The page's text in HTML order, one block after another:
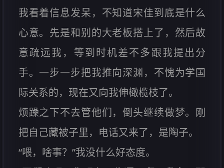
我看着信息发呆，不知道宋佳到底是什么
心意。先是和别的大老板搭上了，然后故
意疏远我，等到时机差不多跟我提出分
手。一步一步把我推向深渊，不愧为学国
际关系的，现在又向我伸橄榄枝了。
烦躁之下不去管他们，倒头继续做梦。刚
把自己藏被子里，电话又来了，是陶子。
“喂，啥事？”我没什么好态度。